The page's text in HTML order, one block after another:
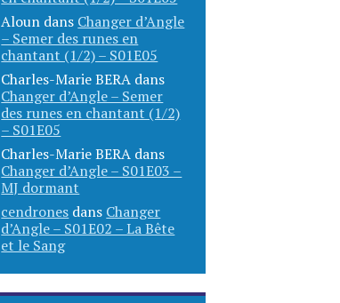
Aloun dans Changer d’Angle
– Semer des runes en
chantant (1/2) – S01E05
Charles-Marie BERA dans
Changer d’Angle – Semer
des runes en chantant (1/2)
– S01E05
Charles-Marie BERA dans
Changer d’Angle – S01E03 –
MJ dormant
cendrones dans Changer
d’Angle – S01E02 – La Bête
et le Sang